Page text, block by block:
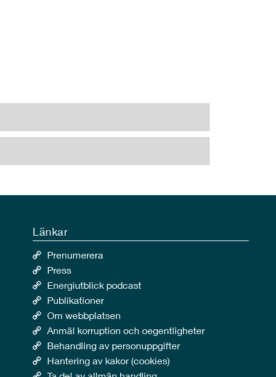
Länkar
Prenumerera
Press
Energiutblick podcast
Publikationer
Om webbplatsen
Anmäl korruption och oegentligheter
Behandling av personuppgifter
Hantering av kakor (cookies)